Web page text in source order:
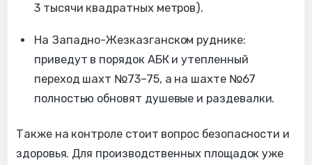
3 тысячи квадратных метров).
На Западно-Жезказганском руднике:
приведут в порядок АБК и утепленный
переход шахт №73–75, а на шахте №67
полностью обновят душевые и раздевалки.
Также на контроле стоит вопрос безопасности и
здоровья. Для производственных площадок уже